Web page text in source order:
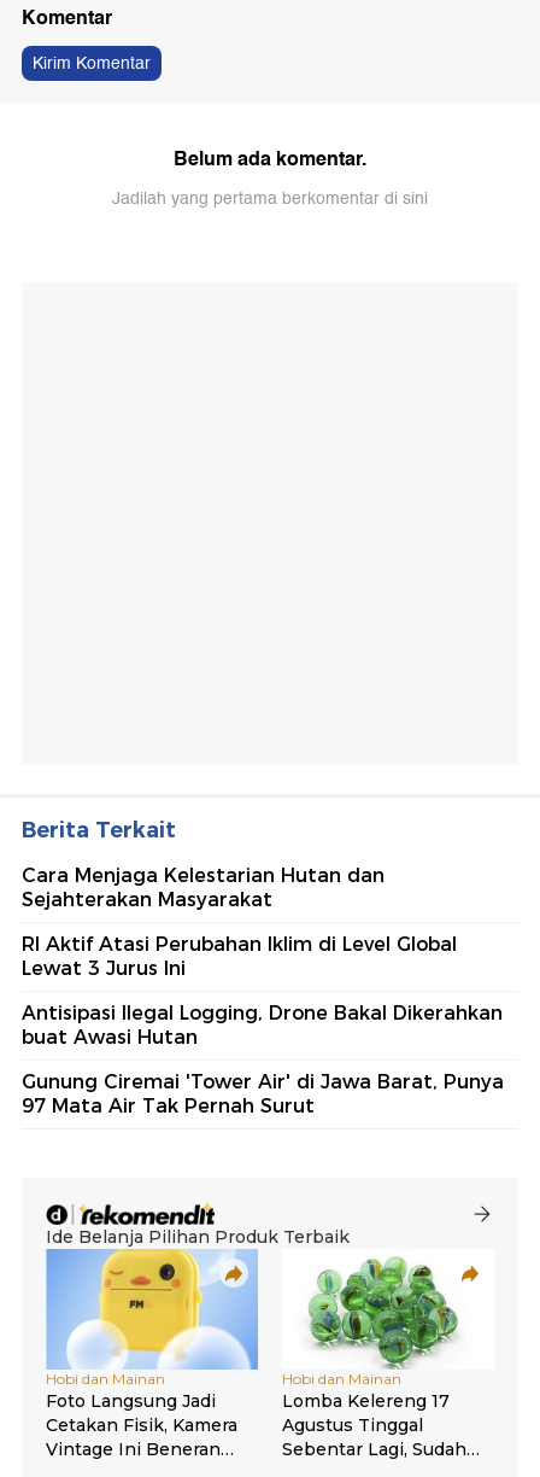
Komentar
Kirim Komentar
Belum ada komentar.
Jadilah yang pertama berkomentar di sini
Berita Terkait
Cara Menjaga Kelestarian Hutan dan
Sejahterakan Masyarakat
RI Aktif Atasi Perubahan Iklim di Level Global
Lewat 3 Jurus Ini
Antisipasi Ilegal Logging, Drone Bakal Dikerahkan
buat Awasi Hutan
Gunung Ciremai 'Tower Air' di Jawa Barat, Punya
97 Mata Air Tak Pernah Surut